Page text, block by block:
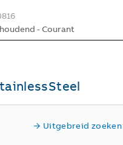
- Courant
Uitgebreid zoeken